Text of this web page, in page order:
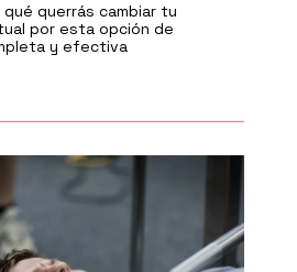
querrás cambiar tu
por esta opción de
y efectiva